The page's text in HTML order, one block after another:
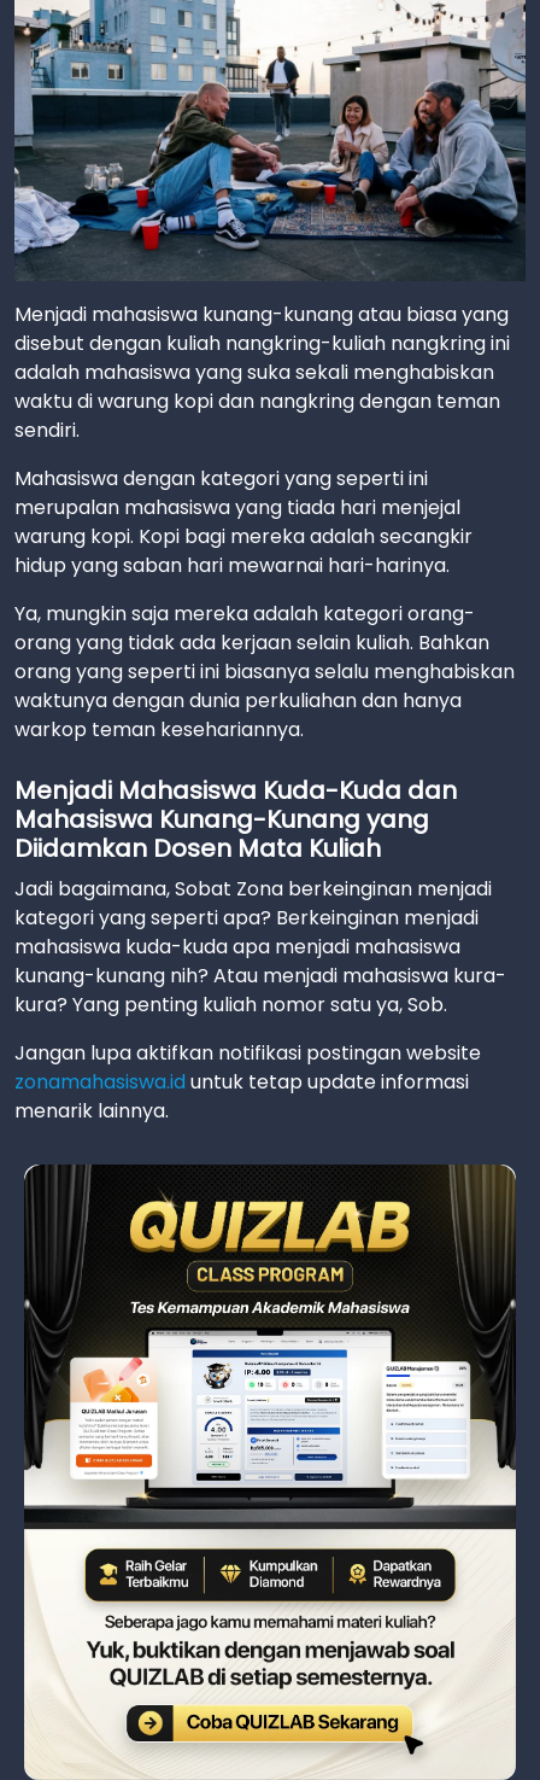
Menjadi mahasiswa kunang-kunang atau biasa yang
disebut dengan kuliah nangkring-kuliah nangkring ini
adalah mahasiswa yang suka sekali menghabiskan
waktu di warung kopi dan nangkring dengan teman
sendiri.
Mahasiswa dengan kategori yang seperti ini
merupalan mahasiswa yang tiada hari menjejal
warung kopi. Kopi bagi mereka adalah secangkir
hidup yang saban hari mewarnai hari-harinya.
Ya, mungkin saja mereka adalah kategori orang-
orang yang tidak ada kerjaan selain kuliah. Bahkan
orang yang seperti ini biasanya selalu menghabiskan
waktunya dengan dunia perkuliahan dan hanya
warkop teman kesehariannya.
Menjadi Mahasiswa Kuda-Kuda dan
Mahasiswa Kunang-Kunang yang
Diidamkan Dosen Mata Kuliah
Jadi bagaimana, Sobat Zona berkeinginan menjadi
kategori yang seperti apa? Berkeinginan menjadi
mahasiswa kuda-kuda apa menjadi mahasiswa
kunang-kunang nih? Atau menjadi mahasiswa kura-
kura? Yang penting kuliah nomor satu ya, Sob.
Jangan lupa aktifkan notifikasi postingan website
zonamahasiswa.id untuk tetap update informasi
menarik lainnya.